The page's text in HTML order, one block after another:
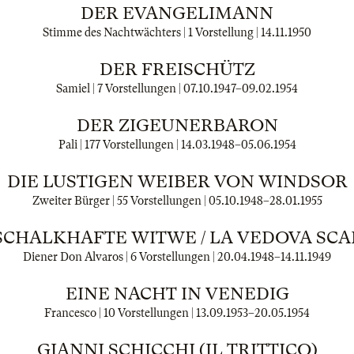
DER EVANGELIMANN
Stimme des Nachtwächters | 1 Vorstellung | 14.11.1950
DER FREISCHÜTZ
Samiel | 7 Vorstellungen | 07.10.1947–09.02.1954
DER ZIGEUNERBARON
Pali | 177 Vorstellungen | 14.03.1948–05.06.1954
DIE LUSTIGEN WEIBER VON WINDSOR
Zweiter Bürger | 55 Vorstellungen | 05.10.1948–28.01.1955
WITWE / LA VEDOVA
Diener Don Alvaros | 6 Vorstellungen | 20.04.1948–14.11.1949
EINE NACHT IN VENEDIG
Francesco | 10 Vorstellungen | 13.09.1953–20.05.1954
GIANNI SCHICCHI (IL TRITTICO)